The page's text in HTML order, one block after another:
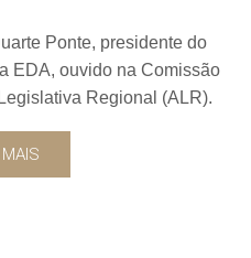
Ponte, presidente do
EDA, ouvido na Comissão
Regional (ALR).